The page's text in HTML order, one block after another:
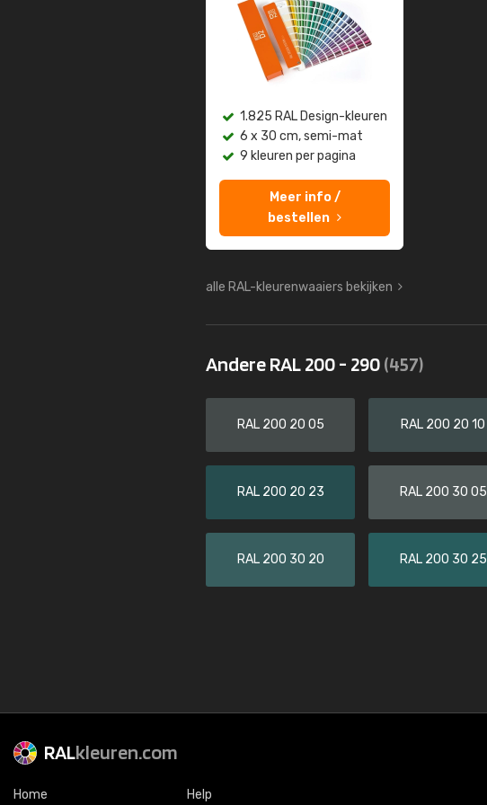
1.825 RAL Design-kleuren
6 x 30 cm, semi-mat
9 kleuren per pagina
Meer info /
bestellen
alle RAL-kleurenwaaiers bekijken
Andere RAL 200 - 290(457)
RAL 200 20 05 RAL 200 20 10
RAL 200 20 23 RAL 200 30 05
RAL 200 30 20 RAL 200 30 25
RALkleuren.com
Home Help